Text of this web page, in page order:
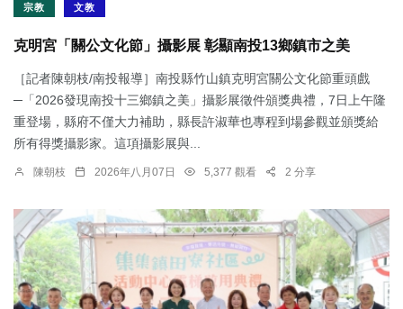
宗教 文教
克明宮「關公文化節」攝影展 彰顯南投13鄉鎮市之美
［記者陳朝枝/南投報導］南投縣竹山鎮克明宮關公文化節重頭戲
─「2026發現南投十三鄉鎮之美」攝影展徵件頒獎典禮，7日上午隆
重登場，縣府不僅大力補助，縣長許淑華也專程到場參觀並頒獎給
所有得獎攝影家。這項攝影展與...
陳朝枝 2026年八月07日 5,377 觀看 2 分享